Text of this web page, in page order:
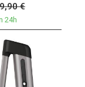
€
24h